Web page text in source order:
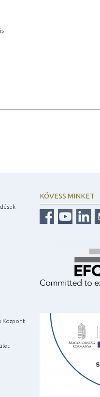
Központ
KÖVESS MINKET